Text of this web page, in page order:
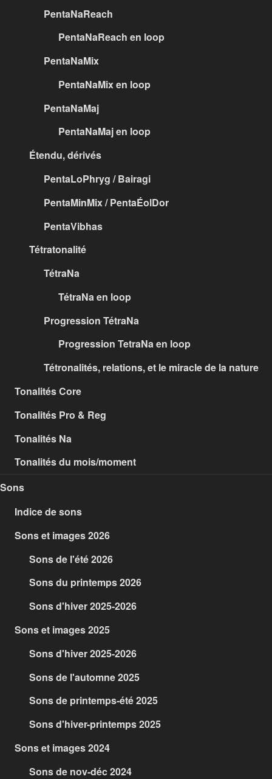
PentaNaReach
PentaNaReach en loop
PentaNaMix
PentaNaMix en loop
PentaNaMaj
PentaNaMaj en loop
Étendu, dérivés
PentaLoPhryg / Bairagi
PentaMinMix / PentaÉolDor
PentaVibhas
Tétratonalité
TétraNa
TétraNa en loop
Progression TétraNa
Progression TetraNa en loop
Tétronalités, relations, et le miracle de la nature
Tonalités Core
Tonalités Pro & Reg
Tonalités Na
Tonalités du mois/moment
Sons
Indice de sons
Sons et images 2026
Sons de l'été 2026
Sons du printemps 2026
Sons d'hiver 2025-2026
Sons et images 2025
Sons d'hiver 2025-2026
Sons de l'automne 2025
Sons de printemps-été 2025
Sons d'hiver-printemps 2025
Sons et images 2024
Sons de nov-déc 2024